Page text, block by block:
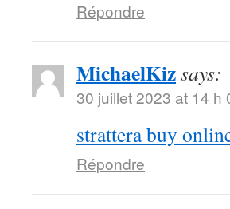
Répondre
MichaelKizsays:
30 juillet 2023 at 14 h
strattera buy
Répondre